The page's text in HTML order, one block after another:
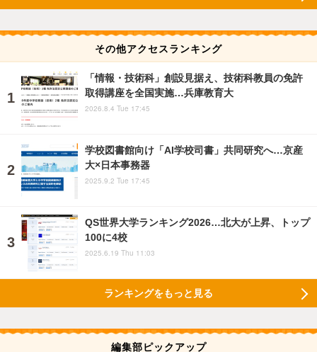
その他アクセスランキング
「情報・技術科」創設見据え、技術科教員の免許
取得講座を全国実施…兵庫教育大
2026.8.4 Tue 17:45
学校図書館向け「AI学校司書」共同研究へ…京産
大×日本事務器
2025.9.2 Tue 17:45
QS世界大学ランキング2026…北大が上昇、トップ
100に4校
2025.6.19 Thu 11:03
ランキングをもっと見る
編集部ピックアップ